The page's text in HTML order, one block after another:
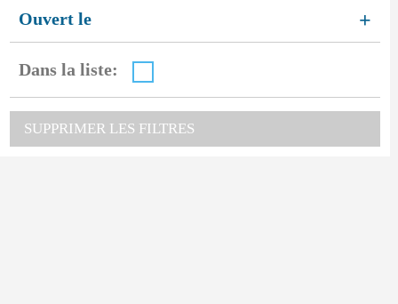
Ouvert le +
Dans la liste:
SUPPRIMER LES FILTRES